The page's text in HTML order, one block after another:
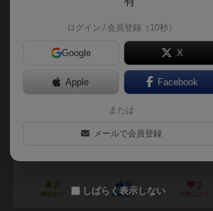
30～50分
魔法原石と命を賭けて、天空闘技場で強制対戦
の英雄を召喚し、OVER DRIVEを発動させろ！！
◆オーバードライブは 架空歴史書『ミッドガル
伝説の英雄同士を戦わせる、 複数対戦型カード
企業戦士くまーる（Kigyo Senshi Kumaru）
8
興味あり
9
経験あり
2
お気に入り
ログイン / 会員登録（10秒）
Google X
Apple Facebook
または
メールで会員登録
しばらく表示しない